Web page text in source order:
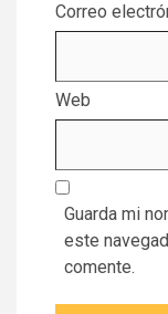
Correo
Web
Guarda mi
este
comente.